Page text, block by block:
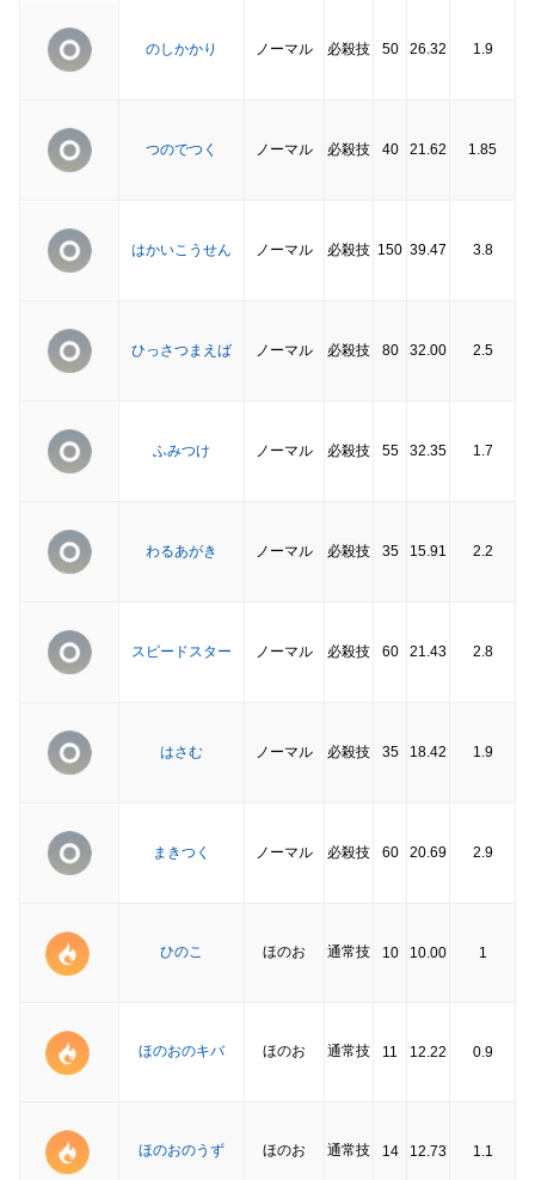
のしかかり ノーマル 必殺技 50 26.32 1.9
つのでつく ノーマル 必殺技 40 21.62 1.85
はかいこうせん ノーマル 必殺技 150 39.47 3.8
ひっさつまえば ノーマル 必殺技 80 32.00 2.5
ふみつけ ノーマル 必殺技 55 32.35 1.7
わるあがき ノーマル 必殺技 35 15.91 2.2
スピードスター ノーマル 必殺技 60 21.43 2.8
はさむ ノーマル 必殺技 35 18.42 1.9
まきつく ノーマル 必殺技 60 20.69 2.9
ひのこ ほのお 通常技 10 10.00 1
ほのおのキバ ほのお 通常技 11 12.22 0.9
ほのおのうず ほのお 通常技 14 12.73 1.1